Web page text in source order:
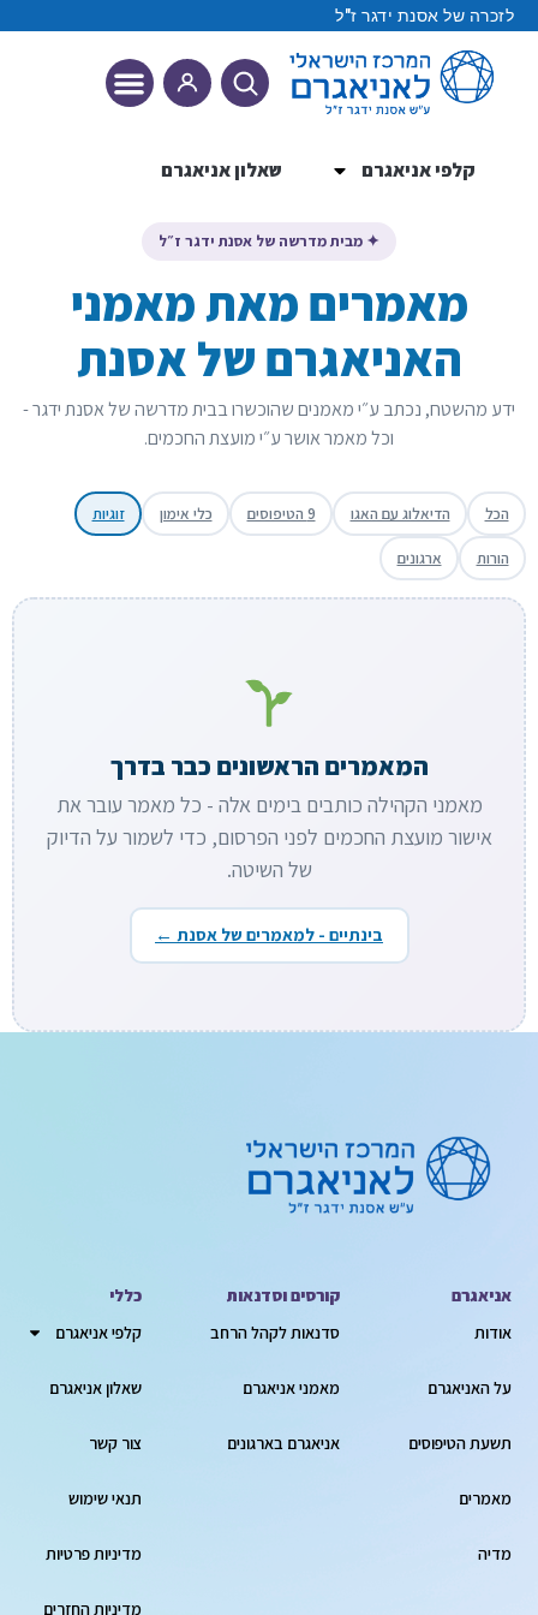
לזכרה של אסנת ידגר ז"ל
קלפי אניאגרם שאלון אניאגרם
✦ מבית מדרשה של אסנת ידגר ז״ל
מאמרים מאת מאמני
האניאגרם של אסנת
ידע מהשטח, נכתב ע״י מאמנים שהוכשרו בבית מדרשה של אסנת ידגר -
וכל מאמר אושר ע״י מועצת החכמים.
הכל הדיאלוג עם האגו 9 הטיפוסים כלי אימון זוגיות
הורות ארגונים
המאמרים הראשונים כבר בדרך
מאמני הקהילה כותבים בימים אלה - כל מאמר עובר את
אישור מועצת החכמים לפני הפרסום, כדי לשמור על הדיוק
של השיטה.
בינתיים - למאמרים של אסנת ←
אניאגרם
אודות
על האניאגרם
תשעת הטיפוסים
מאמרים
מדיה
קורסים וסדנאות
סדנאות לקהל הרחב
מאמני אניאגרם
אניאגרם בארגונים
כללי
קלפי אניאגרם
שאלון אניאגרם
צור קשר
תנאי שימוש
מדיניות פרטיות
מדיניות החזרים